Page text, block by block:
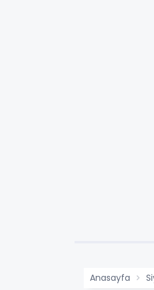
Anasayfa